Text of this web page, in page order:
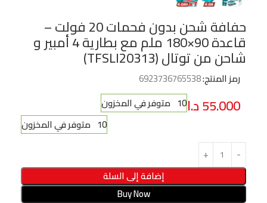
حفافة شحن بدون فحمات 20 فولت –
قاعدة 90×180 ملم مع بطارية 4 أمبير و
شاحن من توتال (TFSLI20313)
رمز المنتج:6923736765538
55.000د.ا10 متوفر في المخزون
10 متوفر في المخزون
إضافة إلى السلة
Buy Now